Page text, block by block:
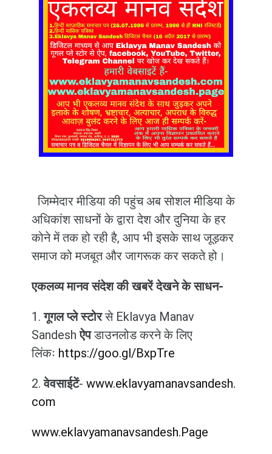
जिम्मेदार मीडिया की पहुंच अब सोशल मीडिया के
अधिकांश साधनों के द्वारा देश और दुनिया के हर
कोने में तक हो रही है, आप भी इसके साथ जूड़कर
समाज को मजबूत और जागरूक कर सकते हो।
एकलव्य मानव संदेश की खबरें देखने के साधन-
1.गूगल प्ले स्टोरसे Eklavya Manav
Sandeshऐपडाउनलोड करने के लिए
लिंकः https://goo.gl/BxpTre
2.वेवसाईटें- www.eklavyamanavsandesh.
com
www.eklavyamanavsandesh.Page